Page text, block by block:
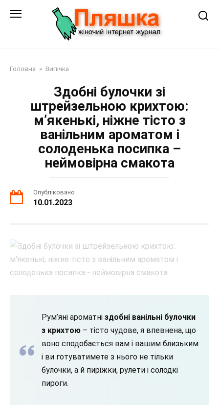
Головна » Випічка
Здобні булочки зі
штрейзельною крихтою:
м’якенькі, ніжне тісто з
ванільним ароматом і
солоденька посипка –
неймовірна смакота
Опубліковано
10.01.2023
Рум’яні ароматні здобні ванільні булочки
з крихтою – тісто чудове, я впевнена, що
воно сподобається вам і вашим близьким
і ви готуватимете з нього не тільки
булочки, а й пиріжки, рулети і солодкі
пироги.